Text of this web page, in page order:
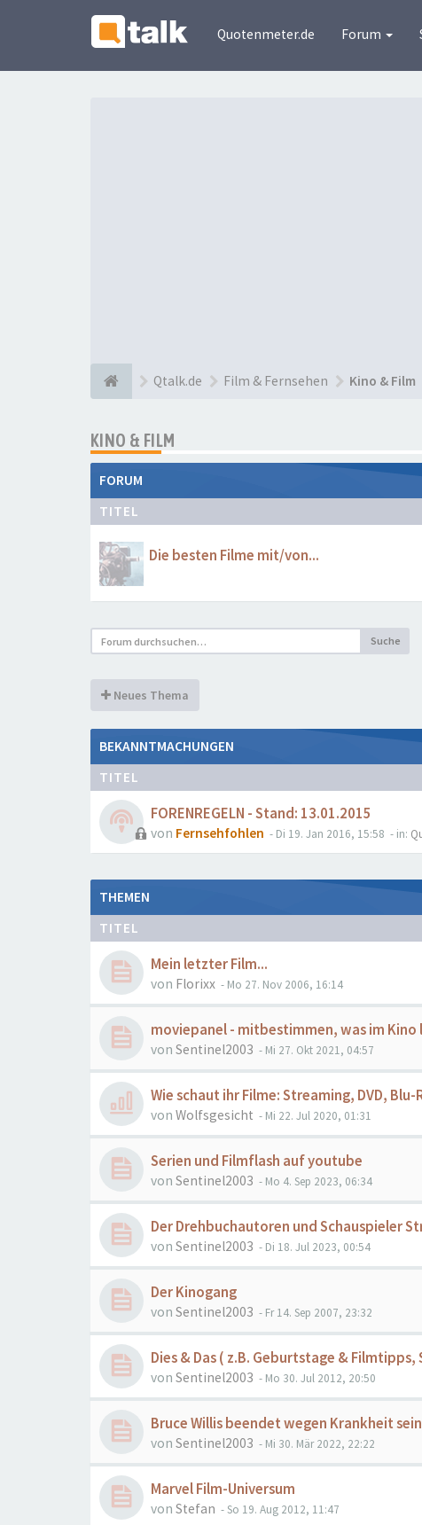
Quotenmeter.de Forum
Qtalk.de Film & Fernsehen Kino & Film
KINO & FILM
FORUM
TITEL
Die besten Filme mit/von...
Suche
Neues Thema
BEKANNTMACHUNGEN
TITEL
FORENREGELN - Stand: 13.01.2015
von Fernsehfohlen - Di 19. Jan 2016, 15:58 - in:
THEMEN
TITEL
Mein letzter Film...
von Florixx - Mo 27. Nov 2006, 16:14
moviepanel - mitbestimmen, was im Kino
von Sentinel2003 - Mi 27. Okt 2021, 04:57
Wie schaut ihr Filme: Streaming, DVD, Blu-
von Wolfsgesicht - Mi 22. Jul 2020, 01:31
Serien und Filmflash auf youtube
von Sentinel2003 - Mo 4. Sep 2023, 06:34
Der Drehbuchautoren und Schauspieler
von Sentinel2003 - Di 18. Jul 2023, 00:54
Der Kinogang
von Sentinel2003 - Fr 14. Sep 2007, 23:32
Dies & Das ( z.B. Geburtstage & Filmtipps,
von Sentinel2003 - Mo 30. Jul 2012, 20:50
Bruce Willis beendet wegen Krankheit
von Sentinel2003 - Mi 30. Mär 2022, 22:22
Marvel Film-Universum
von Stefan - So 19. Aug 2012, 11:47